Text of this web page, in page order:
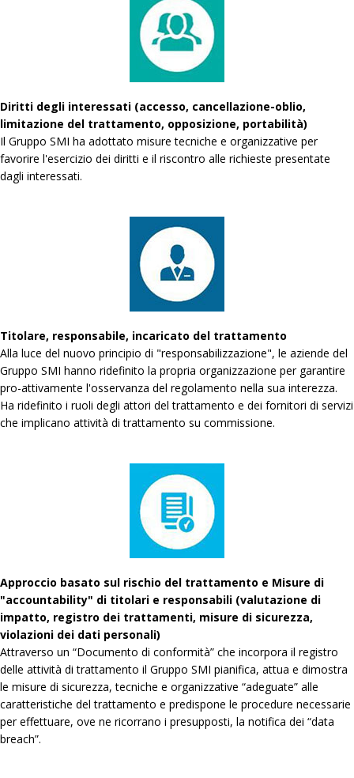
Diritti degli interessati (accesso, cancellazione-oblio,
limitazione del trattamento, opposizione, portabilità)
Il Gruppo SMI ha adottato misure tecniche e organizzative per
favorire l'esercizio dei diritti e il riscontro alle richieste presentate
dagli interessati.
Titolare, responsabile, incaricato del trattamento
Alla luce del nuovo principio di "responsabilizzazione", le aziende del
Gruppo SMI hanno ridefinito la propria organizzazione per garantire
pro-attivamente l'osservanza del regolamento nella sua interezza.
Ha ridefinito i ruoli degli attori del trattamento e dei fornitori di servizi
che implicano attività di trattamento su commissione.
Approccio basato sul rischio del trattamento e Misure di
"accountability" di titolari e responsabili (valutazione di
impatto, registro dei trattamenti, misure di sicurezza,
violazioni dei dati personali)
Attraverso un “Documento di conformità” che incorpora il registro
delle attività di trattamento il Gruppo SMI pianifica, attua e dimostra
le misure di sicurezza, tecniche e organizzative “adeguate” alle
caratteristiche del trattamento e predispone le procedure necessarie
per effettuare, ove ne ricorrano i presupposti, la notifica dei “data
breach”.